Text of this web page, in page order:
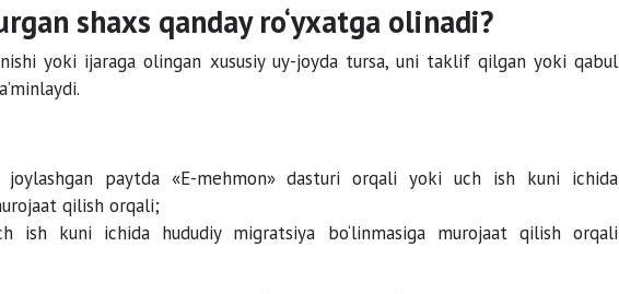
shaxs qanday ro‘yxatga olinadi?
yoki ijaraga olingan xususiy uy-joyda tursa, uni taklif qilgan yoki qabul
paytda «E-mehmon» dasturi orqali yoki uch ish kuni ichida
qilish orqali;
ish kuni ichida hududiy migratsiya bo‘linmasiga murojaat qilish orqali